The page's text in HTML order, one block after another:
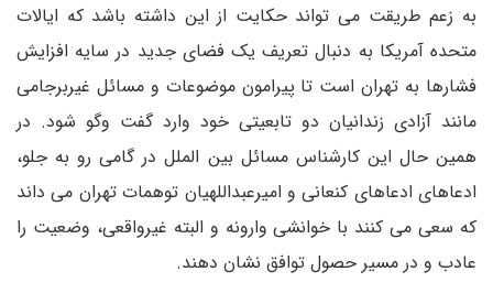
به زعم طریقت می تواند حکایت از این داشته باشد که ایالات
متحده آمریکا به دنبال تعریف یک فضای جدید در سایه افزایش
فشارها به تهران است تا پیرامون موضوعات و مسائل غیربرجامی
مانند آزادی زندانیان دو تابعیتی خود وارد گفت وگو شود. در
همین حال این کارشناس مسائل بین الملل در گامی رو به جلو،
ادعاهای ادعاهای کنعانی و امیرعبداللهیان توهمات تهران می داند
که سعی می کنند با خوانشی وارونه و البته غیرواقعی، وضعیت را
عادب و در مسیر حصول توافق نشان دهند.